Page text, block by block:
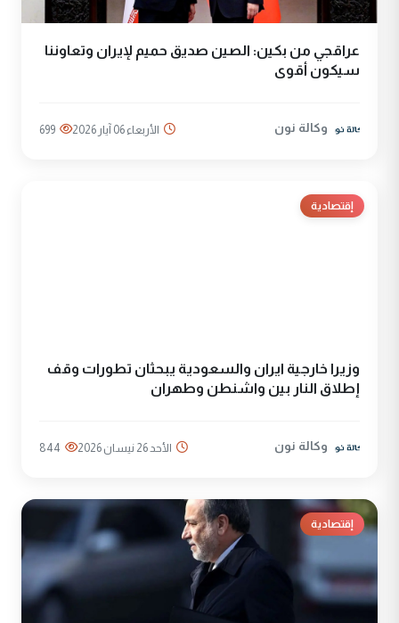
عراقجي من بكين: الصين صديق حميم لإيران وتعاوننا
سيكون أقوى
وكالة نون الأربعاء 06 آيار 2026 699
إقتصادية
وزيرا خارجية ايران والسعودية يبحثان تطورات وقف
إطلاق النار بين واشنطن وطهران
وكالة نون الأحد 26 نيسان 2026 844
إقتصادية